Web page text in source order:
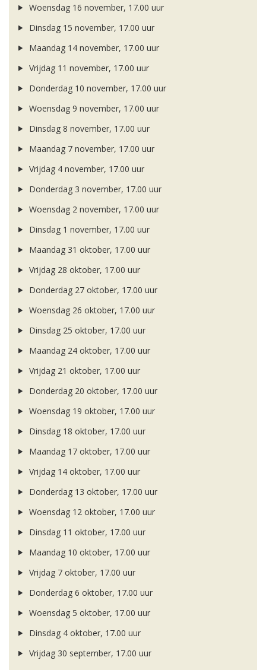
Woensdag 16 november, 17.00 uur
Dinsdag 15 november, 17.00 uur
Maandag 14 november, 17.00 uur
Vrijdag 11 november, 17.00 uur
Donderdag 10 november, 17.00 uur
Woensdag 9 november, 17.00 uur
Dinsdag 8 november, 17.00 uur
Maandag 7 november, 17.00 uur
Vrijdag 4 november, 17.00 uur
Donderdag 3 november, 17.00 uur
Woensdag 2 november, 17.00 uur
Dinsdag 1 november, 17.00 uur
Maandag 31 oktober, 17.00 uur
Vrijdag 28 oktober, 17.00 uur
Donderdag 27 oktober, 17.00 uur
Woensdag 26 oktober, 17.00 uur
Dinsdag 25 oktober, 17.00 uur
Maandag 24 oktober, 17.00 uur
Vrijdag 21 oktober, 17.00 uur
Donderdag 20 oktober, 17.00 uur
Woensdag 19 oktober, 17.00 uur
Dinsdag 18 oktober, 17.00 uur
Maandag 17 oktober, 17.00 uur
Vrijdag 14 oktober, 17.00 uur
Donderdag 13 oktober, 17.00 uur
Woensdag 12 oktober, 17.00 uur
Dinsdag 11 oktober, 17.00 uur
Maandag 10 oktober, 17.00 uur
Vrijdag 7 oktober, 17.00 uur
Donderdag 6 oktober, 17.00 uur
Woensdag 5 oktober, 17.00 uur
Dinsdag 4 oktober, 17.00 uur
Vrijdag 30 september, 17.00 uur